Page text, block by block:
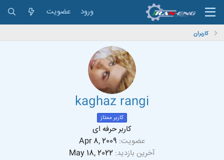
ورود عضویت
کاربران
kaghaz rangi
کاربر ممتاز
کاربر حرفه ای
عضویت Apr 8, 2009
آخرین بازدید May 18, 2022